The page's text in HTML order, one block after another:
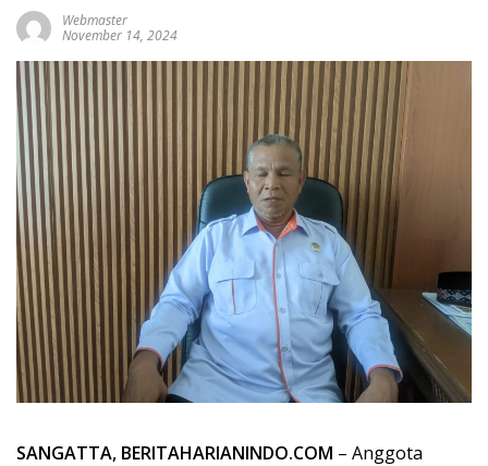
Webmaster
November 14, 2024
SANGATTA, BERITAHARIANINDO.COM – Anggota